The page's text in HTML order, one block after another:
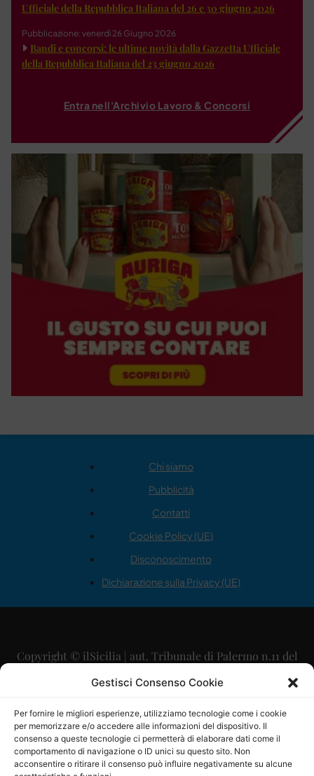
Gestisci Consenso Cookie
Per fornire le migliori esperienze, utilizziamo tecnologie come i cookie
per memorizzare e/o accedere alle informazioni del dispositivo. Il
consenso a queste tecnologie ci permetterà di elaborare dati come il
comportamento di navigazione o ID unici su questo sito. Non
acconsentire o ritirare il consenso può influire negativamente su alcune
Ufficiale della Repubblica Italiana del 26 e 30 giugno 2026
Pubblicazione: venerdì 26 Giugno 2026
Bandi e concorsi: le ultime novità dalla Gazzetta Ufficiale
della Repubblica Italiana del 23 giugno 2026
Entra nell'Archivio Lavoro & Concorsi
Chi siamo
Pubblicità
Contatti
Cookie Policy (UE)
Disconoscimento
Dichiarazione sulla Privacy (UE)
Copyright © ilSicilia | aut. Tribunale di Palermo n.11 del
29/09/2015
Direttore Editoriale: Maurizio Scaglione
Direttore Responsabile: Maria Calabrese